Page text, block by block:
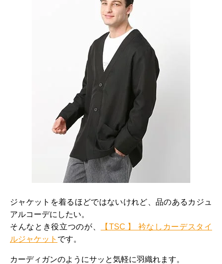
ジャケットを着るほどではないけれど、品のあるカジュ
アルコーデにしたい。
そんなとき役立つのが、
【TSC 】 衿なしカーデスタイ
ルジャケット です。
カーディガンのようにサッと気軽に羽織れます。